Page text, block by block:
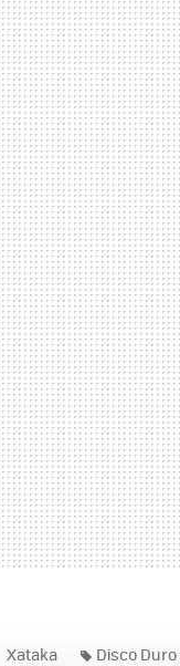
Xataka Disco Duro